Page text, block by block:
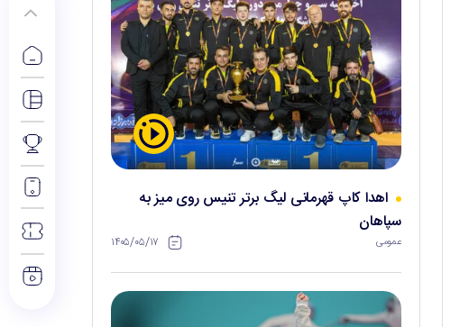
اهدا کاپ قهرمانی لیگ برتر تنیس روی میز به
سپاهان
عمومی ۱۴۰۵/۰۵/۱۷